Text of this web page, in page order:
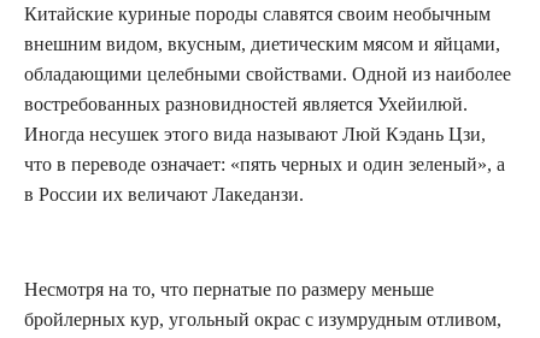
Китайские куриные породы славятся своим необычным
внешним видом, вкусным, диетическим мясом и яйцами,
обладающими целебными свойствами. Одной из наиболее
востребованных разновидностей является Ухейилюй.
Иногда несушек этого вида называют Люй Кэдань Цзи,
что в переводе означает: «пять черных и один зеленый», а
в России их величают Лакеданзи.
Несмотря на то, что пернатые по размеру меньше
бройлерных кур, угольный окрас с изумрудным отливом,